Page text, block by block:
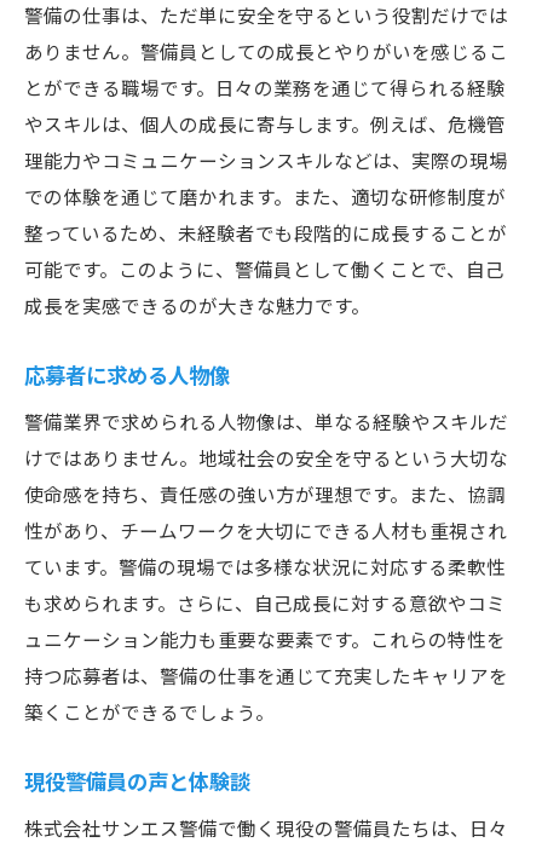
警備の仕事は、ただ単に安全を守るという役割だけでは
ありません。警備員としての成長とやりがいを感じるこ
とができる職場です。日々の業務を通じて得られる経験
やスキルは、個人の成長に寄与します。例えば、危機管
理能力やコミュニケーションスキルなどは、実際の現場
での体験を通じて磨かれます。また、適切な研修制度が
整っているため、未経験者でも段階的に成長することが
可能です。このように、警備員として働くことで、自己
成長を実感できるのが大きな魅力です。
応募者に求める人物像
警備業界で求められる人物像は、単なる経験やスキルだ
けではありません。地域社会の安全を守るという大切な
使命感を持ち、責任感の強い方が理想です。また、協調
性があり、チームワークを大切にできる人材も重視され
ています。警備の現場では多様な状況に対応する柔軟性
も求められます。さらに、自己成長に対する意欲やコミ
ュニケーション能力も重要な要素です。これらの特性を
持つ応募者は、警備の仕事を通じて充実したキャリアを
築くことができるでしょう。
現役警備員の声と体験談
株式会社サンエス警備で働く現役の警備員たちは、日々